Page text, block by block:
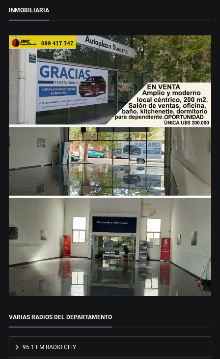
INMOBILIARIA
VARIAS RADIOS DEL DEPARTAMENTO
95.1 FM RADIO CITY